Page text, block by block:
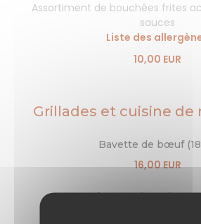
Assortiment de bouchées frites
sauces
Liste des
10,00 EUR
Grillades et cuisine de
Bavette de bœuf
16,00 EUR
Entrecôte VBF (300g)